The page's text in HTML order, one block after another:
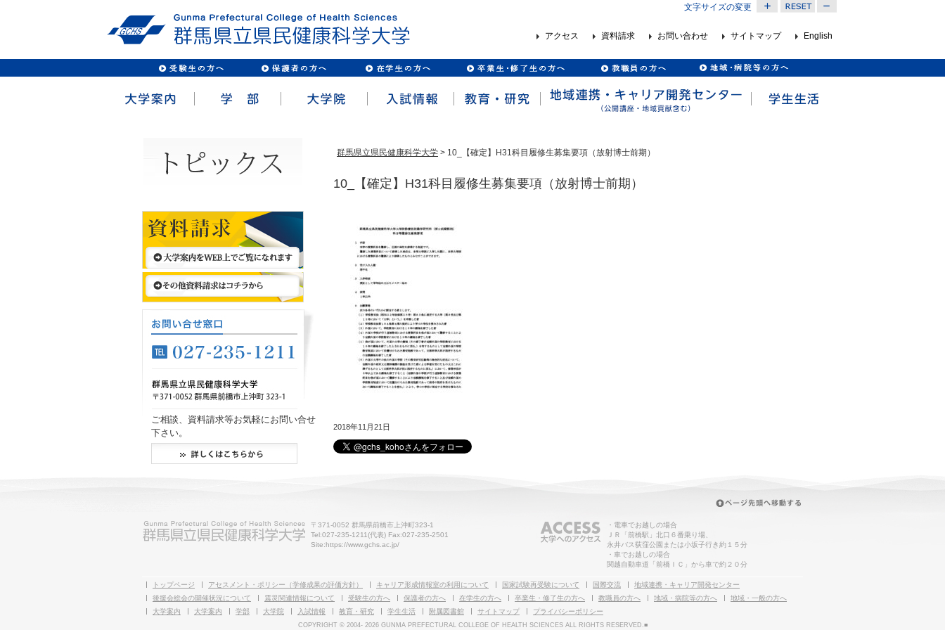
文字サイズの変更
アクセス 資料請求 お問い合わせ サイトマップ English
群馬県立県民健康科学大学 > 10_【確定】H31科目履修生募集要項（放射博士前期）
10_【確定】H31科目履修生募集要項（放射博士前期）
2018年11月21日
ご相談、資料請求等お気軽にお問い合せ
下さい。
〒371-0052 群馬県前橋市上沖町323-1
Tel:027-235-1211(代表) Fax:027-235-2501
Site:https://www.gchs.ac.jp/
・電車でお越しの場合
ＪＲ「前橋駅」北口６番乗り場、
永井バス荻窪公園または小坂子行き約１５分
・車でお越しの場合
関越自動車道「前橋ＩＣ」から車で約２０分
トップページ アセスメント・ポリシー（学修成果の評価方針） キャリア形成情報室の利用について 国家試験再受験について 国際交流
地域連携・キャリア開発センター
後援会総会の開催状況について
震災関連情報について 受験生の方へ 保護者の方へ 在学生の方へ 卒業生・修了生の方へ 教職員の方へ 地域・病院等の方へ
地域・一般の方へ
大学案内
大学案内 学部 大学院 入試情報 教育・研究 学生生活 附属図書館 サイトマップ プライバシーポリシー
COPYRIGHT © 2004- 2026 GUNMA PREFECTURAL COLLEGE OF HEALTH SCIENCES ALL RIGHTS RESERVED.■